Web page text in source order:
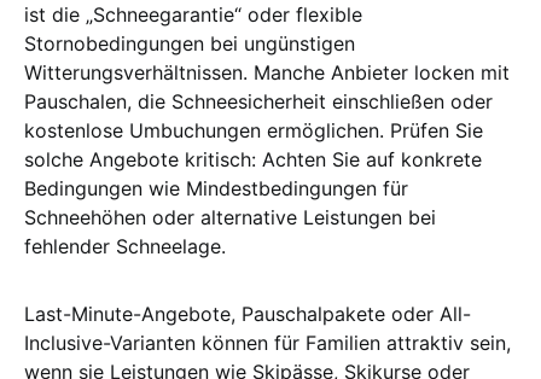
ist die „Schneegarantie“ oder flexible
Stornobedingungen bei ungünstigen
Witterungsverhältnissen. Manche Anbieter locken mit
Pauschalen, die Schneesicherheit einschließen oder
kostenlose Umbuchungen ermöglichen. Prüfen Sie
solche Angebote kritisch: Achten Sie auf konkrete
Bedingungen wie Mindestbedingungen für
Schneehöhen oder alternative Leistungen bei
fehlender Schneelage.
Last-Minute-Angebote, Pauschalpakete oder All-
Inclusive-Varianten können für Familien attraktiv sein,
wenn sie Leistungen wie Skipässe, Skikurse oder